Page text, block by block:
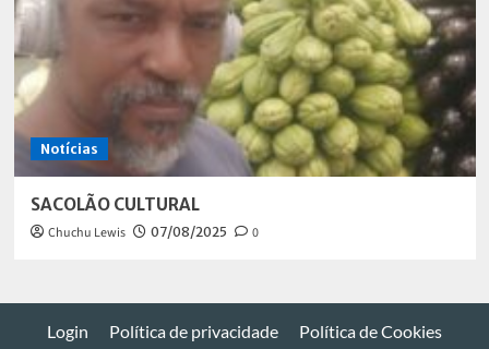
Notícias
SACOLÃO CULTURAL
Chuchu Lewis 07/08/2025 0
Login Política de privacidade Política de Cookies